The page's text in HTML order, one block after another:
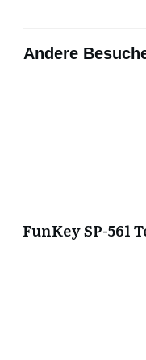
Andere
FunKey SP-561